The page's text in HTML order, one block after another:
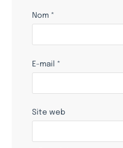
Nom *
E-mail *
Site web